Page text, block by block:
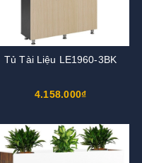
Tủ Tài Liệu LE1960-3BK
4.158.000₫